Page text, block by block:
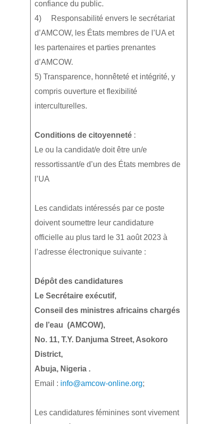
confiance du public.
4) Responsabilité envers le secrétariat
d’AMCOW, les États membres de l’UA et
les partenaires et parties prenantes
d’AMCOW.
5) Transparence, honnêteté et intégrité, y
compris ouverture et flexibilité
interculturelles.
Conditions de citoyenneté :
Le ou la candidat/e doit être un/e
ressortissant/e d’un des États membres de
l’UA
Les candidats intéressés par ce poste
doivent soumettre leur candidature
officielle au plus tard le 31 août 2023 à
l’adresse électronique suivante :
Dépôt des candidatures
Le Secrétaire exécutif,
Conseil des ministres africains chargés
de l’eau (AMCOW),
No. 11, T.Y. Danjuma Street, Asokoro
District,
Abuja, Nigeria .
Email : info@amcow-online.org;
Les candidatures féminines sont vivement